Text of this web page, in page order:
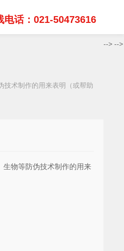
电话：021-50473616
术制作的用来表明（或帮助
物等防伪技术制作的用来
--> -->